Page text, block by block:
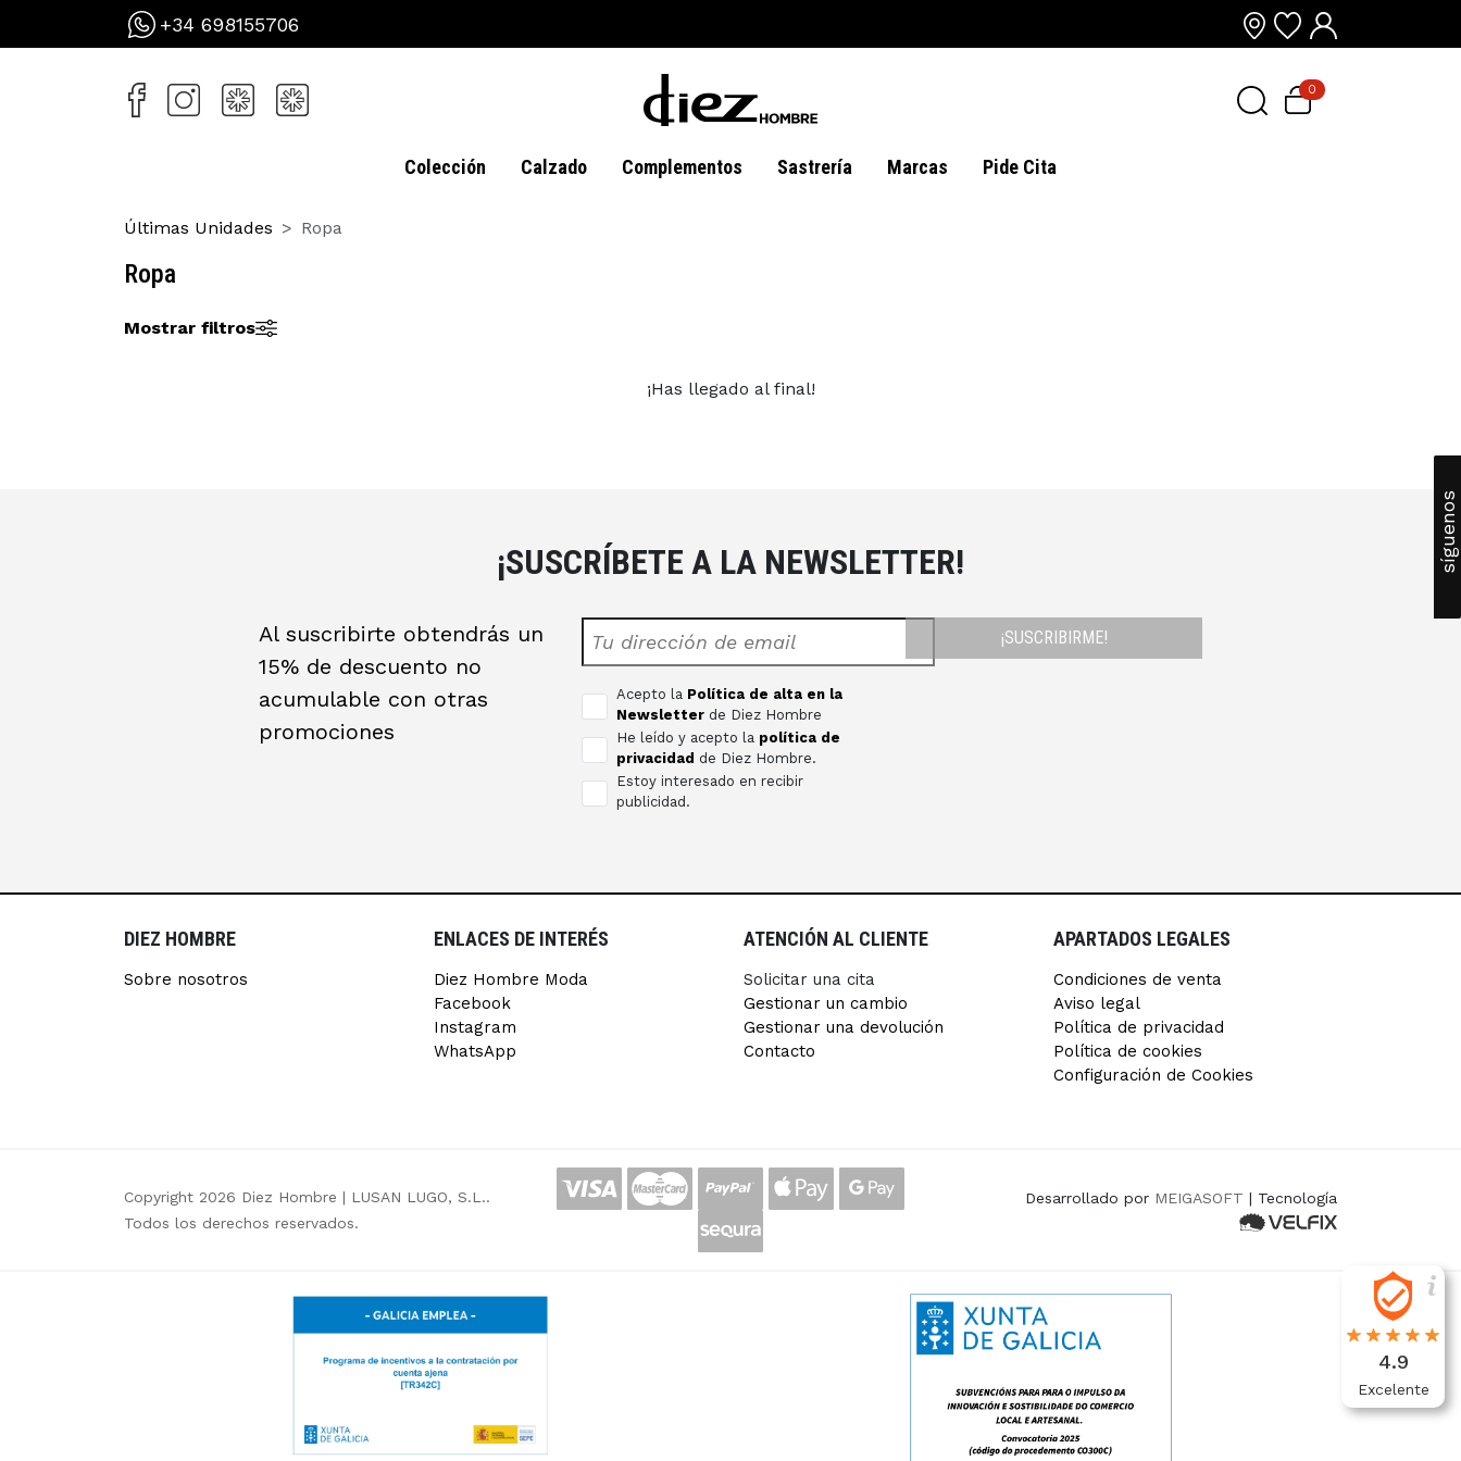
+34 698155706
0
Colección Calzado Complementos Sastrería Marcas Pide Cita
Últimas Unidades Ropa
Ropa
Mostrar filtros
¡Has llegado al final!
¡SUSCRÍBETE A LA NEWSLETTER!
Al suscribirte obtendrás un
15% de descuento no
acumulable con otras
promociones
Acepto la Política de alta en la
Newsletter de Diez Hombre
He leído y acepto la política de
privacidad de Diez Hombre.
Estoy interesado en recibir
publicidad.
¡SUSCRIBIRME!
DIEZ HOMBRE
Sobre nosotros
ENLACES DE INTERÉS
Diez Hombre Moda
Facebook
Instagram
WhatsApp
ATENCIÓN AL CLIENTE
Solicitar una cita
Gestionar un cambio
Gestionar una devolución
Contacto
APARTADOS LEGALES
Condiciones de venta
Aviso legal
Política de privacidad
Política de cookies
Configuración de Cookies
Copyright 2026 Diez Hombre | LUSAN LUGO, S.L..
Todos los derechos reservados.
Desarrollado por MEIGASOFT | Tecnología
síguenos
4.9
Excelente